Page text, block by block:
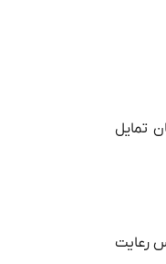
تمایل
رعایت